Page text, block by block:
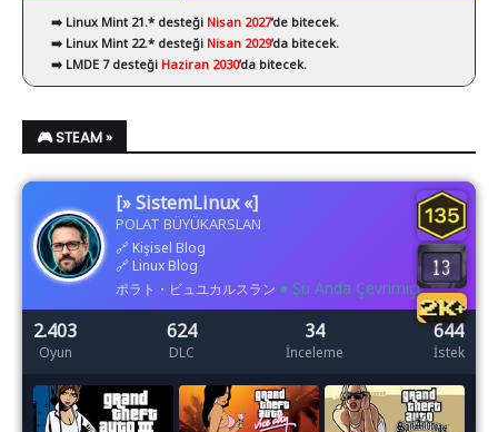
➡️ Linux Mint 21.* desteği Nisan 2027’de bitecek.
➡️ Linux Mint 22.* desteği Nisan 2029’da bitecek.
➡️ LMDE 7 desteği Haziran 2030’da bitecek.
🎮 STEAM »
[» SistemLinux «]
POLAT BÜYÜKARSLAN
🔗 Kişisel Blog
🔗 Linux Blog
ポラト・ビュユカルスラン ● Şu Anda Çevrimiçi
2.403
Oyun
624
DLC
34
İnceleme
644
İstek